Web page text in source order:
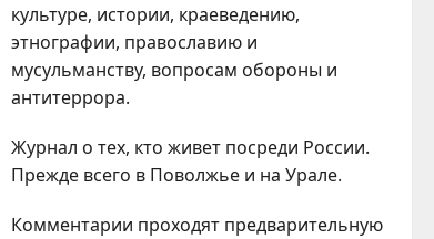
культуре, истории, краеведению,
этнографии, православию и
мусульманству, вопросам обороны и
антитеррора.
Журнал о тех, кто живет посреди России.
Прежде всего в Поволжье и на Урале.
Комментарии проходят предварительную